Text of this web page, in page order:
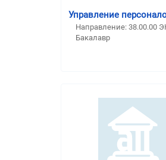
Управление
Направление:
Бакалавр